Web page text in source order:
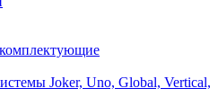
Joker, Uno, Global, Vertical,